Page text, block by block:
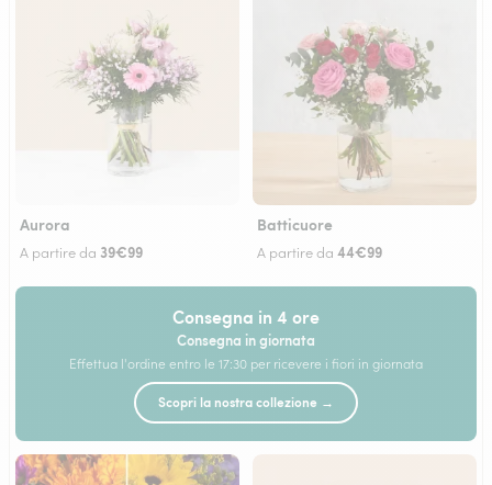
Aurora
A partire da 39€99
Batticuore
A partire da 44€99
Consegna in 4 ore
Consegna in giornata
Effettua l'ordine entro le 17:30 per ricevere i fiori in giornata
Scopri la nostra collezione →